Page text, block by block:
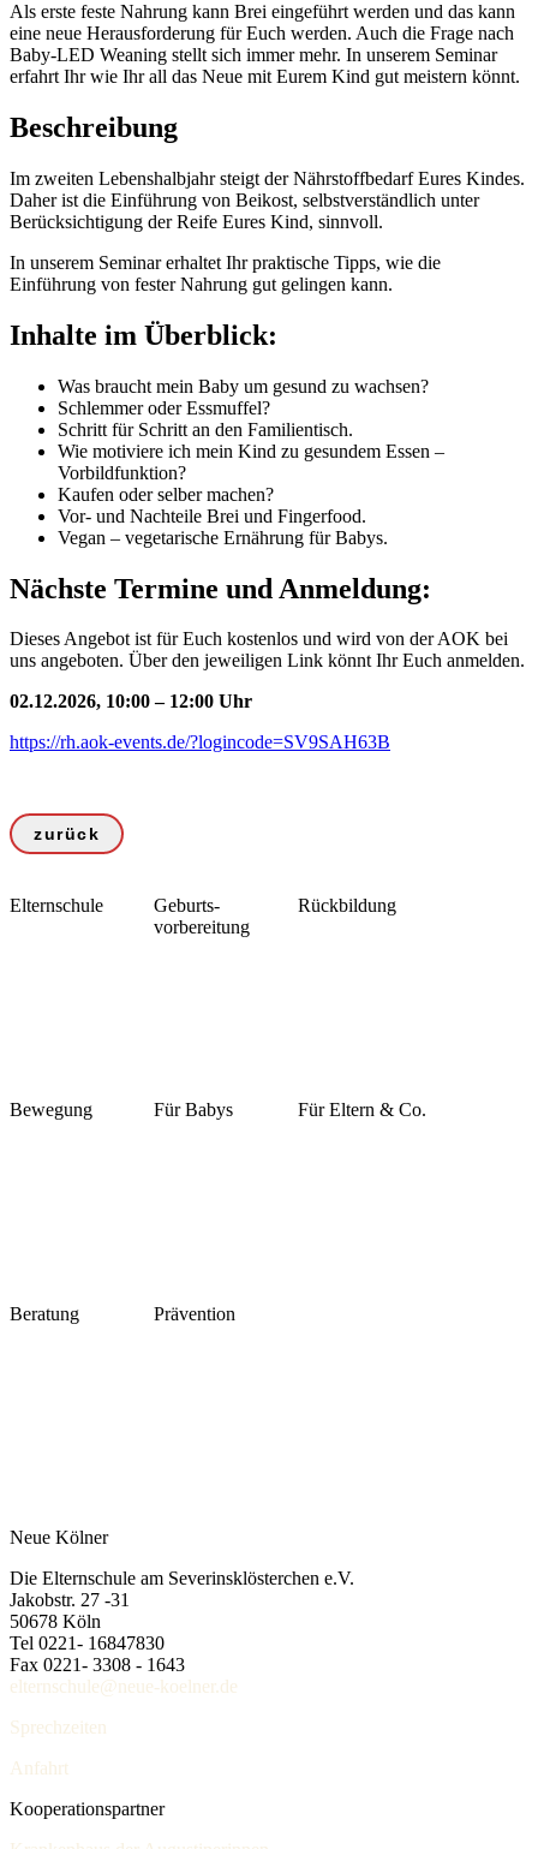
Als erste feste Nahrung kann Brei eingeführt werden und das kann
eine neue Herausforderung für Euch werden. Auch die Frage nach
Baby-LED Weaning stellt sich immer mehr. In unserem Seminar
erfahrt Ihr wie Ihr all das Neue mit Eurem Kind gut meistern könnt.
Beschreibung
Im zweiten Lebenshalbjahr steigt der Nährstoffbedarf Eures Kindes.
Daher ist die Einführung von Beikost, selbstverständlich unter
Berücksichtigung der Reife Eures Kind, sinnvoll.
In unserem Seminar erhaltet Ihr praktische Tipps, wie die
Einführung von fester Nahrung gut gelingen kann.
Inhalte im Überblick:
Was braucht mein Baby um gesund zu wachsen?
Schlemmer oder Essmuffel?
Schritt für Schritt an den Familientisch.
Wie motiviere ich mein Kind zu gesundem Essen –
Vorbildfunktion?
Kaufen oder selber machen?
Vor- und Nachteile Brei und Fingerfood.
Vegan – vegetarische Ernährung für Babys.
Nächste Termine und Anmeldung:
Dieses Angebot ist für Euch kostenlos und wird von der AOK bei
uns angeboten. Über den jeweiligen Link könnt Ihr Euch anmelden.
02.12.2026, 10:00 – 12:00 Uhr
https://rh.aok-events.de/?logincode=SV9SAH63B
zurück
Elternschule
Geburts-
vorbereitung
Rückbildung
Bewegung Für Babys Für Eltern & Co.
Beratung Prävention
Neue Kölner
Die Elternschule am Severinsklösterchen e.V.
Jakobstr. 27 -31
50678 Köln
Tel 0221- 16847830
Fax 0221- 3308 - 1643
elternschule@neue-koelner.de
Sprechzeiten
Anfahrt
Kooperationspartner